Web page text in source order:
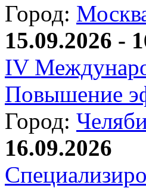
Город:
15.09.2026 -
IV
Повышение
Город:
16.09.2026